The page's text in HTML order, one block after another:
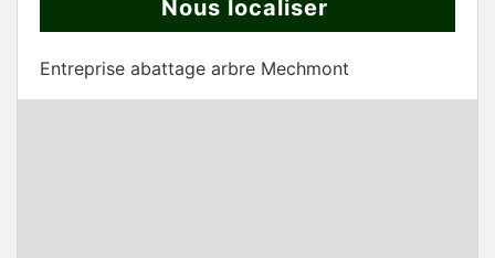
Nous localiser
Entreprise abattage arbre Mechmont